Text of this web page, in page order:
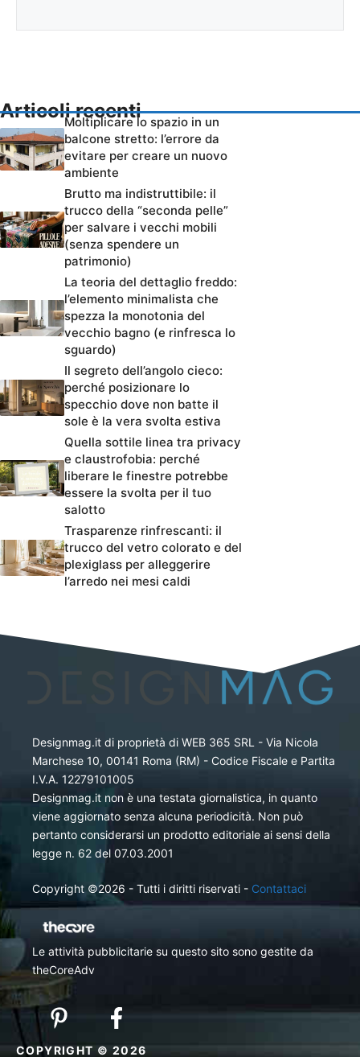
Articoli recenti
Moltiplicare lo spazio in un
balcone stretto: l’errore da
evitare per creare un nuovo
ambiente
Brutto ma indistruttibile: il
trucco della “seconda pelle”
per salvare i vecchi mobili
(senza spendere un
patrimonio)
La teoria del dettaglio freddo:
l’elemento minimalista che
spezza la monotonia del
vecchio bagno (e rinfresca lo
sguardo)
Il segreto dell’angolo cieco:
perché posizionare lo
specchio dove non batte il
sole è la vera svolta estiva
Quella sottile linea tra privacy
e claustrofobia: perché
liberare le finestre potrebbe
essere la svolta per il tuo
salotto
Trasparenze rinfrescanti: il
trucco del vetro colorato e del
plexiglass per alleggerire
l’arredo nei mesi caldi
Designmag.it di proprietà di WEB 365 SRL - Via Nicola
Marchese 10, 00141 Roma (RM) - Codice Fiscale e Partita
I.V.A. 12279101005
Designmag.it non è una testata giornalistica, in quanto
viene aggiornato senza alcuna periodicità. Non può
pertanto considerarsi un prodotto editoriale ai sensi della
legge n. 62 del 07.03.2001
Copyright ©2026 - Tutti i diritti riservati - Contattaci
Le attività pubblicitarie su questo sito sono gestite da
theCoreAdv
COPYRIGHT © 2026